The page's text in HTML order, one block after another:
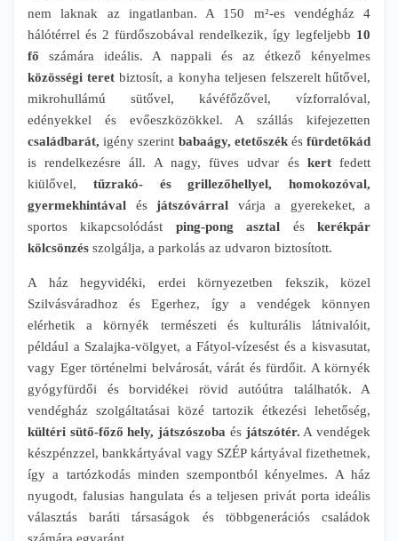
nem laknak az ingatlanban. A 150 m²-es vendégház 4
hálótérrel és 2 fürdőszobával rendelkezik, így legfeljebb 10
fő számára ideális. A nappali és az étkező kényelmes
közösségi teret biztosít, a konyha teljesen felszerelt hűtővel,
mikrohullámú sütővel, kávéfőzővel, vízforralóval,
edényekkel és evőeszközökkel. A szállás kifejezetten
családbarát, igény szerint babaágy, etetőszékésfürdetőkád
is rendelkezésre áll. A nagy, füves udvar és kertfedett
kiülővel, tűzrakó- és grillezőhellyel, homokozóval,
gyermekhintával ésjátszóvárral várja a gyerekeket, a
sportos kikapcsolódást ping-pong asztal éskerékpár
kölcsönzés szolgálja, a parkolás az udvaron biztosított.
A ház hegyvidéki, erdei környezetben fekszik, közel
Szilvásváradhoz és Egerhez, így a vendégek könnyen
elérhetik a környék természeti és kulturális látnivalóit,
például a Szalajka-völgyet, a Fátyol-vízesést és a kisvasutat,
vagy Eger történelmi belvárosát, várát és fürdőit. A környék
gyógyfürdői és borvidékei rövid autóútra találhatók. A
vendégház szolgáltatásai közé tartozik étkezési lehetőség,
kültéri sütő-főző hely, játszószoba ésjátszótér. A vendégek
készpénzzel, bankkártyával vagy SZÉP kártyával fizethetnek,
így a tartózkodás minden szempontból kényelmes. A ház
nyugodt, falusias hangulata és a teljesen privát porta ideális
választás baráti társaságok és többgenerációs családok
számára egyaránt.